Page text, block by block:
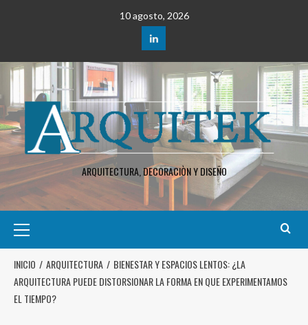
10 agosto, 2026
ARQUITECTURA, DECORACIÒN Y DISEÑO
INICIO ARQUITECTURA
BIENESTAR Y ESPACIOS LENTOS: ¿LA
ARQUITECTURA PUEDE DISTORSIONAR LA FORMA EN QUE EXPERIMENTAMOS
EL TIEMPO?